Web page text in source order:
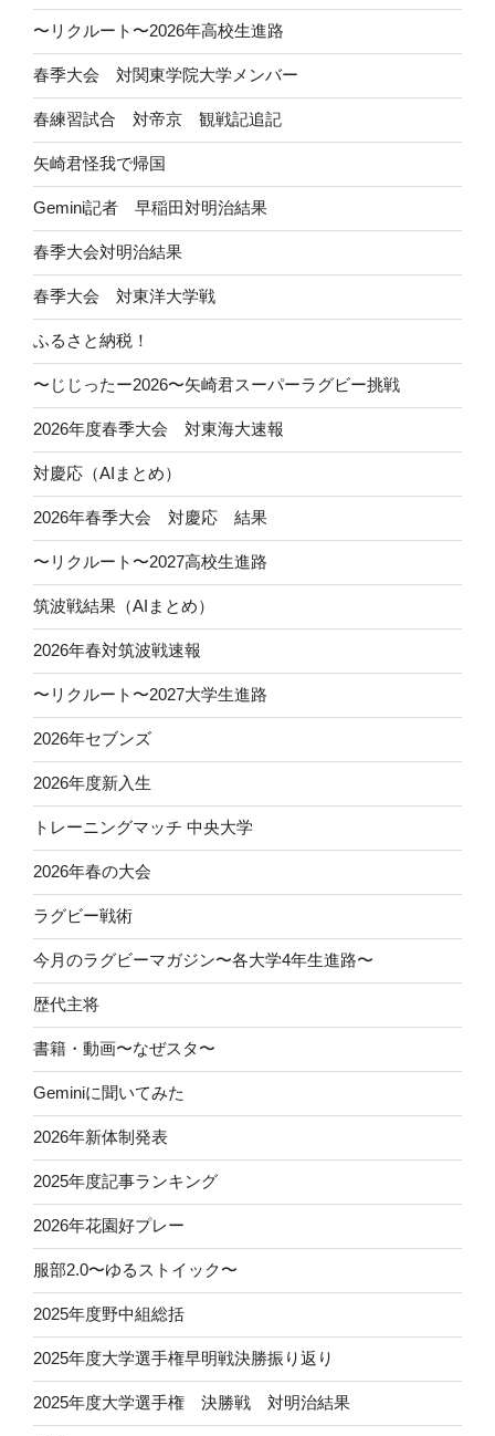
〜リクルート〜2026年高校生進路
春季大会 対関東学院大学メンバー
春練習試合 対帝京 観戦記追記
矢崎君怪我で帰国
Gemini記者 早稲田対明治結果
春季大会対明治結果
春季大会 対東洋大学戦
ふるさと納税！
〜じじったー2026〜矢崎君スーパーラグビー挑戦
2026年度春季大会 対東海大速報
対慶応（AIまとめ）
2026年春季大会 対慶応 結果
〜リクルート〜2027高校生進路
筑波戦結果（AIまとめ）
2026年春対筑波戦速報
〜リクルート〜2027大学生進路
2026年セブンズ
2026年度新入生
トレーニングマッチ 中央大学
2026年春の大会
ラグビー戦術
今月のラグビーマガジン〜各大学4年生進路〜
歴代主将
書籍・動画〜なぜスタ〜
Geminiに聞いてみた
2026年新体制発表
2025年度記事ランキング
2026年花園好プレー
服部2.0〜ゆるストイック〜
2025年度野中組総括
2025年度大学選手権早明戦決勝振り返り
2025年度大学選手権 決勝戦 対明治結果